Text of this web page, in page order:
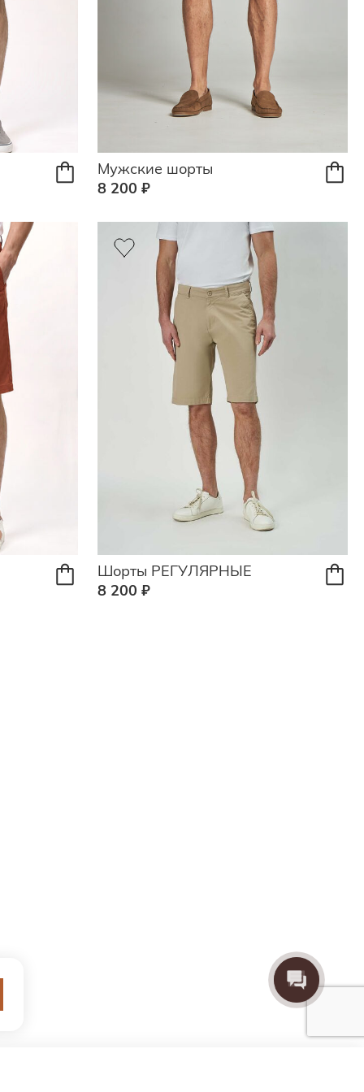
Мужские шорты
8 200 ₽
Шорты РЕГУЛЯРНЫЕ
8 200 ₽